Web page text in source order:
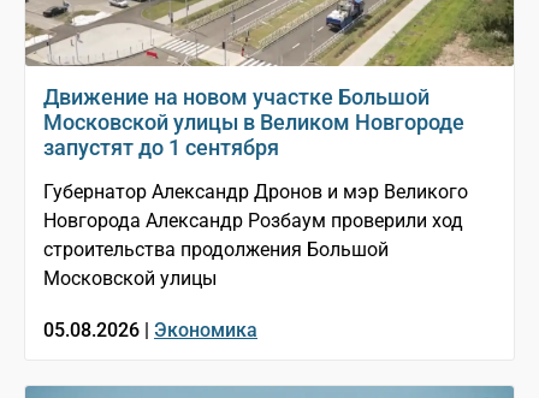
Движение на новом участке Большой
Московской улицы в Великом Новгороде
запустят до 1 сентября
Губернатор Александр Дронов и мэр Великого
Новгорода Александр Розбаум проверили ход
строительства продолжения Большой
Московской улицы
05.08.2026 | Экономика